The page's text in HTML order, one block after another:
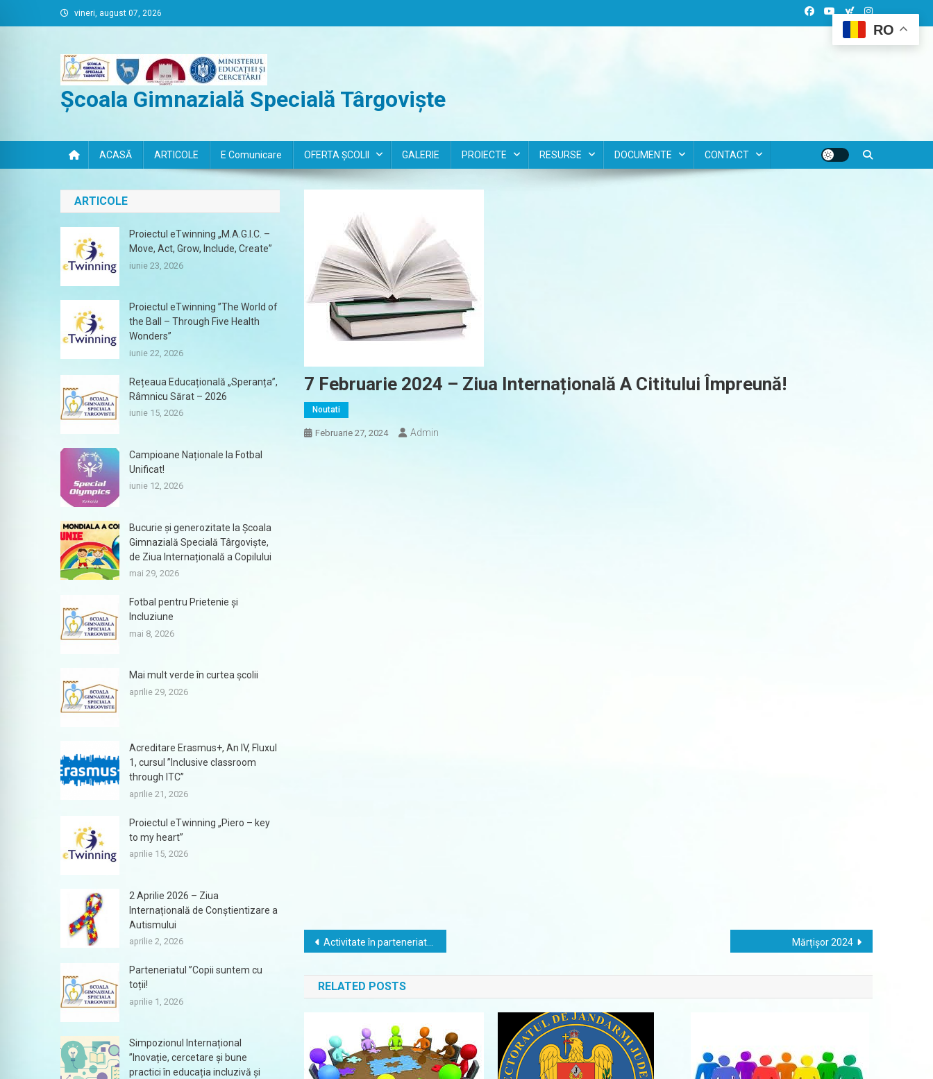
to
vineri, august 07, 2026
Școala Gimnazială Specială Târgoviște
ACASĂ ARTICOLE E Comunicare OFERTA ȘCOLII GALERIE PROIECTE RESURSE DOCUMENTE CONTACT
7 Februarie 2024 – Ziua Internațională A Cititului Împreună!
Noutati
Februarie 27, 2024 Admin
Navigare
în
articole
Activitate în parteneriat cu „Școala de balet Daniela Rotari” Mărțișor 2024
RELATED POSTS
ARTICOLE
Proiectul eTwinning „M.A.G.I.C. –
Move, Act, Grow, Include, Create”
iunie 23, 2026
Proiectul eTwinning ”The World of
the Ball – Through Five Health
Wonders”
iunie 22, 2026
Rețeaua Educațională „Speranța”,
Râmnicu Sărat – 2026
iunie 15, 2026
Campioane Naționale la Fotbal
Unificat!
iunie 12, 2026
Bucurie și generozitate la Școala
Gimnazială Specială Târgoviște,
de Ziua Internațională a Copilului
mai 29, 2026
Fotbal pentru Prietenie și
Incluziune
mai 8, 2026
Mai mult verde în curtea școlii
aprilie 29, 2026
Acreditare Erasmus+, An IV, Fluxul
1, cursul ”Inclusive classroom
through ITC”
aprilie 21, 2026
Proiectul eTwinning „Piero – key
to my heart”
aprilie 15, 2026
2 Aprilie 2026 – Ziua
Internațională de Conștientizare a
Autismului
aprilie 2, 2026
Parteneriatul ”Copii suntem cu
toții!
aprilie 1, 2026
Simpozionul Internațional
”Inovație, cercetare și bune
practici în educația incluzivă și
RO